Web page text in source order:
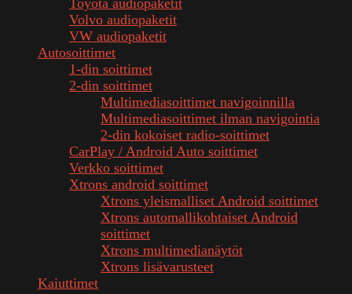
Toyota audiopaketit
Volvo audiopaketit
VW audiopaketit
Autosoittimet
1-din soittimet
2-din soittimet
Multimediasoittimet navigoinnilla
Multimediasoittimet ilman navigointia
2-din kokoiset radio-soittimet
CarPlay / Android Auto soittimet
Verkko soittimet
Xtrons android soittimet
Xtrons yleismalliset Android soittimet
Xtrons automallikohtaiset Android
soittimet
Xtrons multimedianäytöt
Xtrons lisävarusteet
Kaiuttimet